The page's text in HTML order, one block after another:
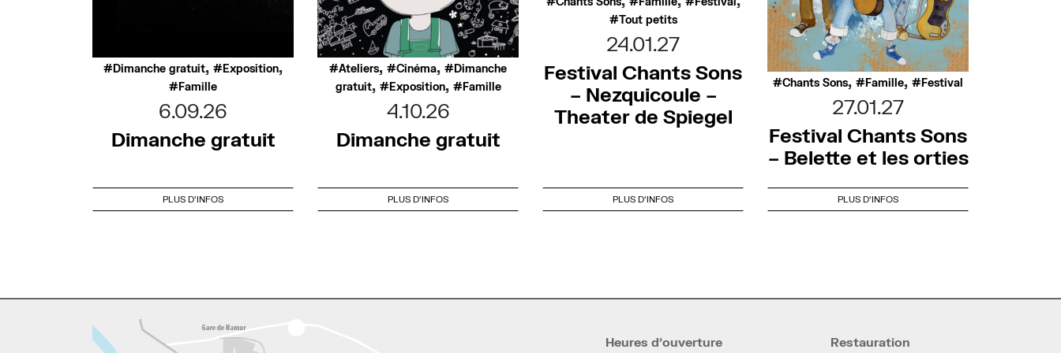
Dimanche gratuit, Exposition,
Famille
6.09.26
Dimanche gratuit
PLUS D'INFOS
Ateliers, Cinéma,
Dimanche
gratuit, Exposition, Famille
4.10.26
Dimanche gratuit
PLUS D'INFOS
Tout petits
24.01.27
Festival Chants Sons
– Nezquicoule –
Theater de Spiegel
PLUS D'INFOS
Chants Sons, Famille, Festival
27.01.27
Festival Chants Sons
– Belette et les orties
PLUS D'INFOS
Heures d’ouverture Restauration